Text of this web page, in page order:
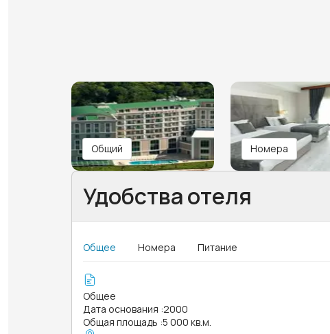
Общий Номера
Удобства отеля
Общее Номера Питание
Общее
Дата основания :2000
Общая площадь :5 000 кв.м.